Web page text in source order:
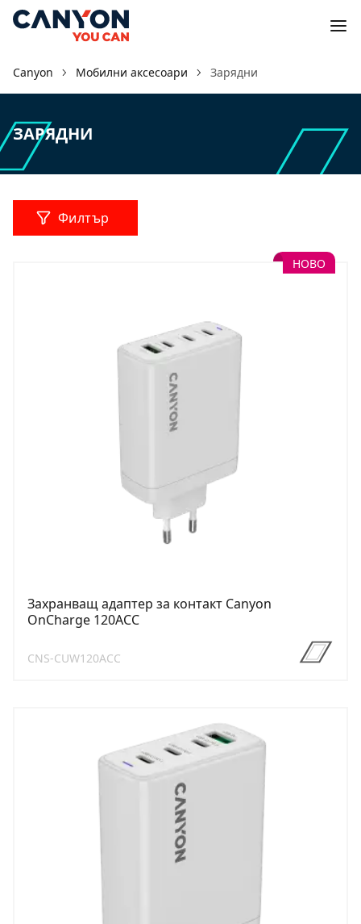
Canyon Мобилни аксесоари Зарядни
ЗАРЯДНИ
Филтър
НОВО
Захранващ адаптер за контакт Canyon
OnCharge 120ACC
CNS-CUW120ACC